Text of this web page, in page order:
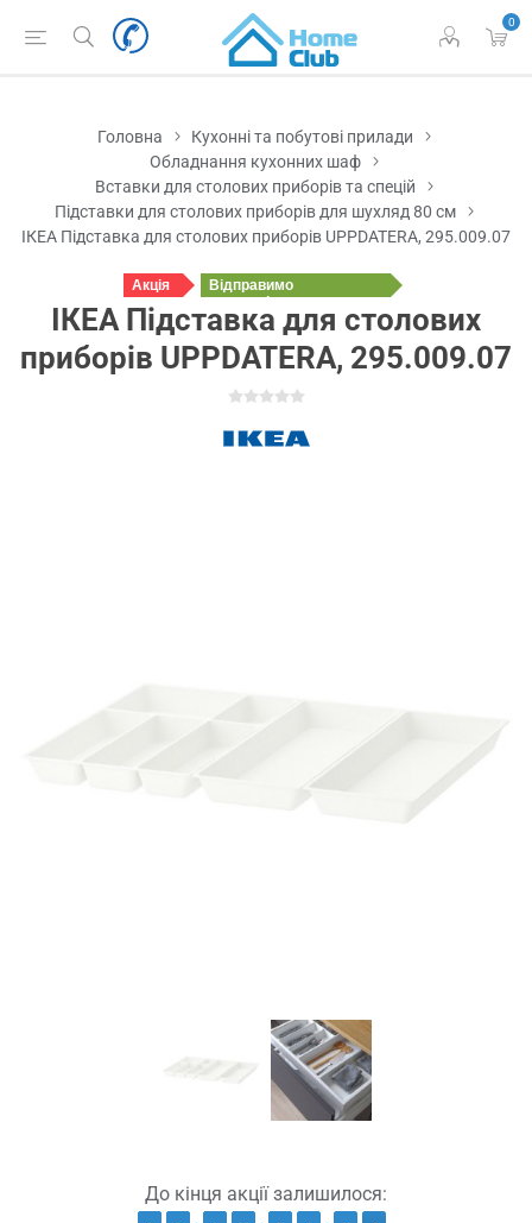
0
Головна
Кухонні та побутові прилади
Обладнання кухонних шаф
Вставки для столових приборів та спецій
Підставки для столових приборів для шухляд 80 см
ІКЕА Підставка для столових приборів UPPDATERA, 295.009.07
Акція
Відправимо
сьогодні
ІКЕА Підставка для столових
приборів UPPDATERA, 295.009.07
До кінця акції залишилося: